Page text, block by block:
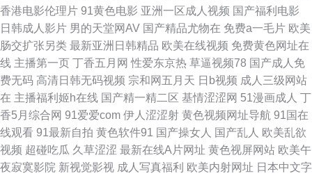
草国产欧美 青娱乐最新地址 人人操人人妻 日本黄123区 天堂久久大香蕉 91
叉插叉 午夜色鬼导航 超碰人人按 国产丝袜性爱 欧洲精品店av AV女优久久嗳
综合av另类 精品一区黄色人妻 一级片人妖 AV在线资源站 抖阴蜜桃樱桃91
亚洲天堂电影院 精品韩日 久久草福利 人妖视频ts 日韩av网址大全 久久香蕉
丁香 A片资源共享吧 狼友日撸 日韩乱论 亚洲第四页 91福利小电影 91极品反
香港电影伦理片 91黄色电影 亚洲一区成人视频 国产福利电影
日韩成人影片 男的天堂网AV 国产精品尤物在 免费a一毛片 欧美
肠交扩张另类 最新亚洲日韩精品 欧美在线视频 免费黄色网址在
线 主播第一页 丁香五月网 性爱东京热 草逼视频78 国产成人免
费无码 高清日韩无码视频 宗和网五月天 日b视频 成人三级网站
在 主播福利姬h在线 国产精一精二区 基情涩涩网 51漫画成人 丁
香5月综合网 91爱爱com 伊人涩涩射 黄色视频网址导航 91国在
线观看 91最新自拍 黄色软件91 国产操女人 国产乱人 欧美乱欲
视频 超碰吃瓜 久草涩涩 最新在线A片网址 黄色视屏网站 欧美午
夜寂寞影院 新视觉影视 成人写真福利 欧美内射网址 日本中文字